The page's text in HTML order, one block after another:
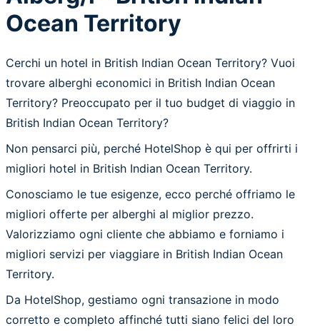
Ocean Territory
Cerchi un hotel in British Indian Ocean Territory? Vuoi
trovare alberghi economici in British Indian Ocean
Territory? Preoccupato per il tuo budget di viaggio in
British Indian Ocean Territory?
Non pensarci più, perché HotelShop è qui per offrirti i
migliori hotel in British Indian Ocean Territory.
Conosciamo le tue esigenze, ecco perché offriamo le
migliori offerte per alberghi al miglior prezzo.
Valorizziamo ogni cliente che abbiamo e forniamo i
migliori servizi per viaggiare in British Indian Ocean
Territory.
Da HotelShop, gestiamo ogni transazione in modo
corretto e completo affinché tutti siano felici del loro